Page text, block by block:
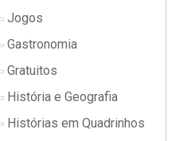
Jogos
Gastronomia
Gratuitos
História e Geografia
Histórias em Quadrinhos